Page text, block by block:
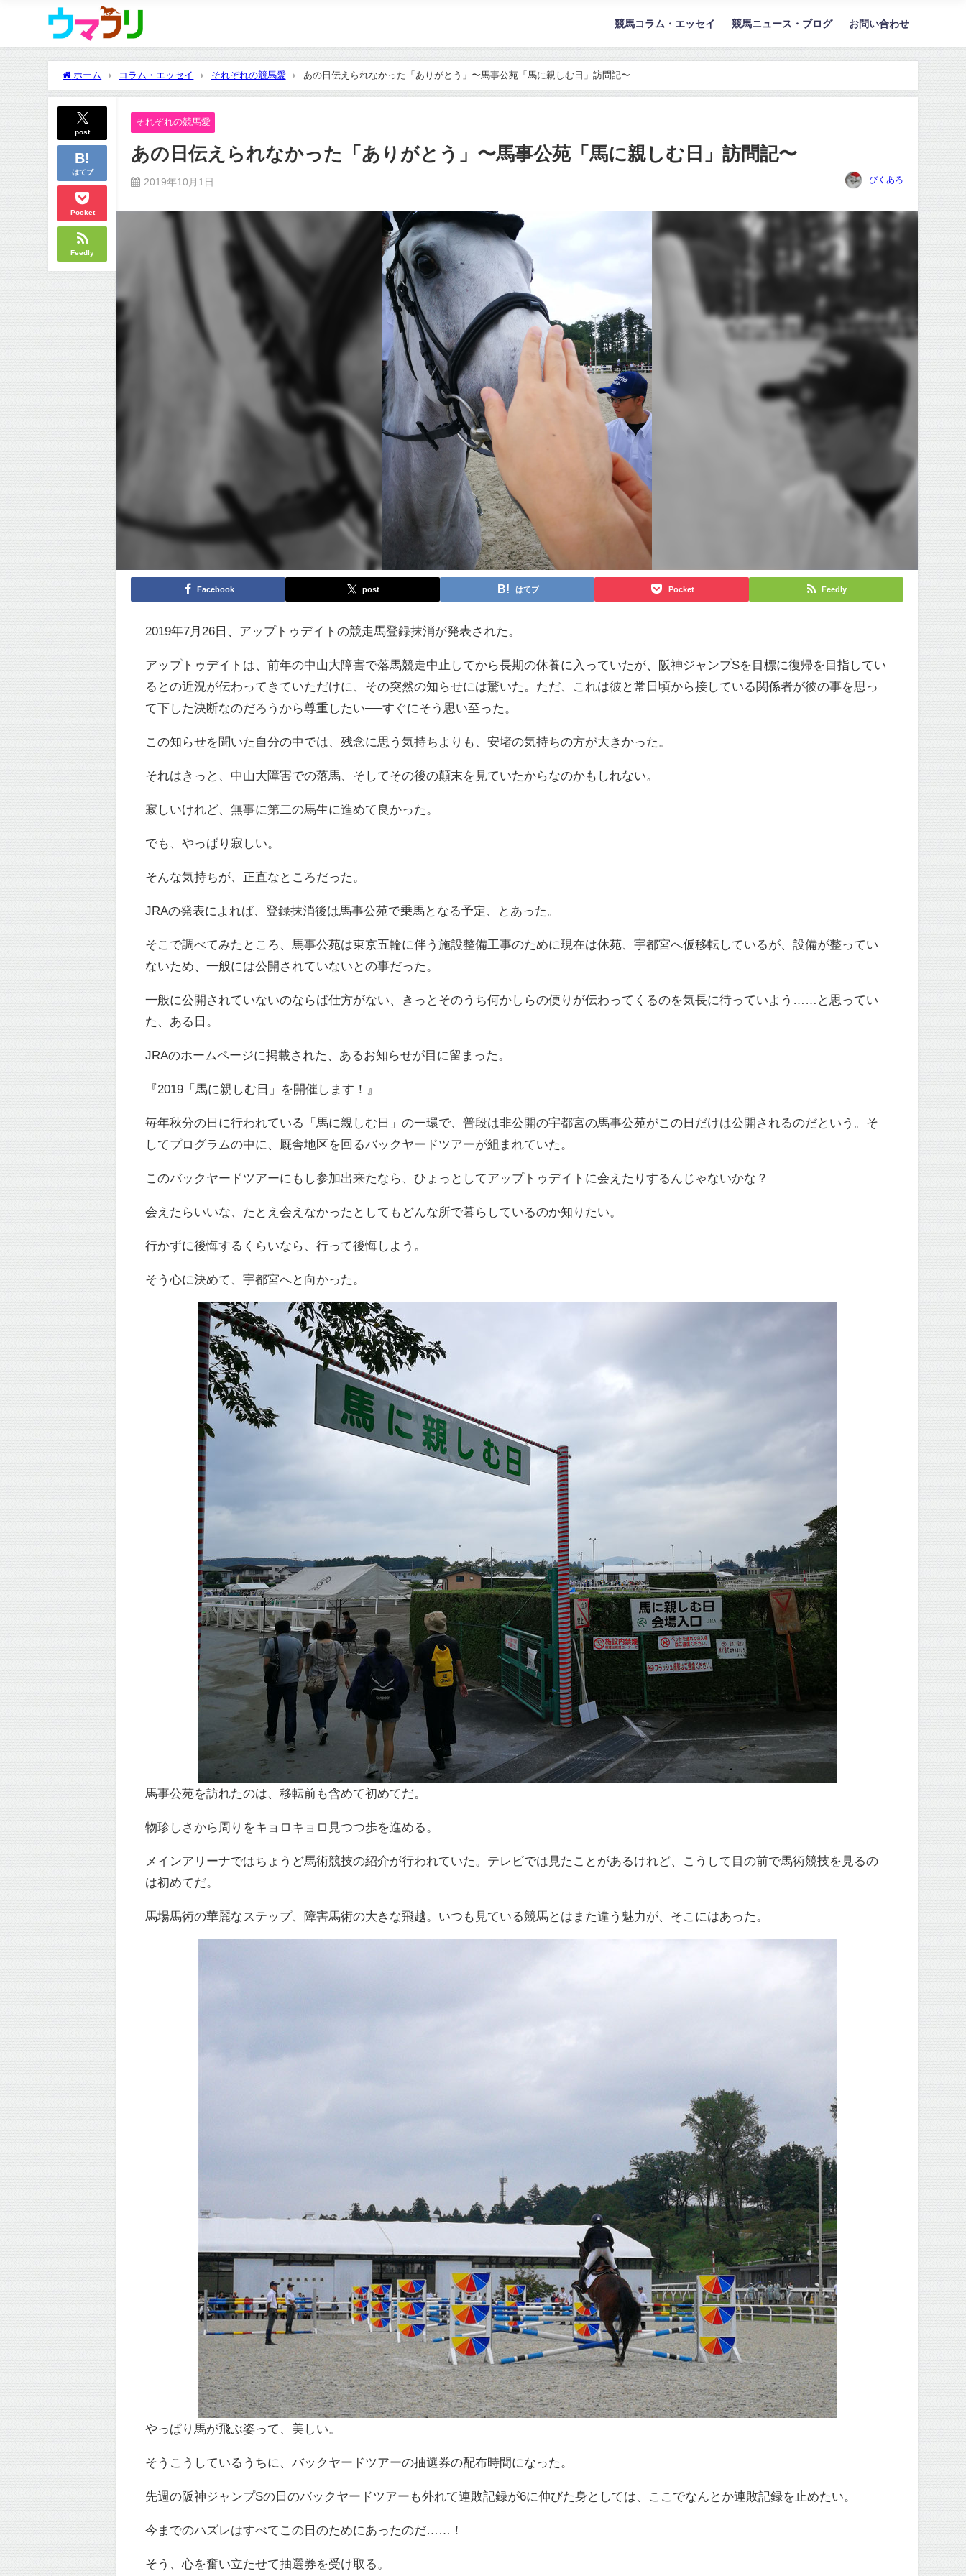
競馬コラム・エッセイ 競馬ニュース・ブログ お問い合わせ
ホーム コラム・エッセイ それぞれの競馬愛 あの日伝えられなかった「ありがとう」〜馬事公苑「馬に親しむ日」訪問記〜
post
はてブ
Pocket
Feedly
それぞれの競馬愛
あの日伝えられなかった「ありがとう」〜馬事公苑「馬に親しむ日」訪問記〜
2019年10月1日 びくあろ
Facebook post はてブ Pocket Feedly
2019年7月26日、アップトゥデイトの競走馬登録抹消が発表された。
アップトゥデイトは、前年の中山大障害で落馬競走中止してから長期の休養に入っていたが、阪神ジャンプSを目標に復帰を目指してい
るとの近況が伝わってきていただけに、その突然の知らせには驚いた。ただ、これは彼と常日頃から接している関係者が彼の事を思っ
て下した決断なのだろうから尊重したい──すぐにそう思い至った。
この知らせを聞いた自分の中では、残念に思う気持ちよりも、安堵の気持ちの方が大きかった。
それはきっと、中山大障害での落馬、そしてその後の顛末を見ていたからなのかもしれない。
寂しいけれど、無事に第二の馬生に進めて良かった。
でも、やっぱり寂しい。
そんな気持ちが、正直なところだった。
JRAの発表によれば、登録抹消後は馬事公苑で乗馬となる予定、とあった。
そこで調べてみたところ、馬事公苑は東京五輪に伴う施設整備工事のために現在は休苑、宇都宮へ仮移転しているが、設備が整ってい
ないため、一般には公開されていないとの事だった。
一般に公開されていないのならば仕方がない、きっとそのうち何かしらの便りが伝わってくるのを気長に待っていよう……と思ってい
た、ある日。
JRAのホームページに掲載された、あるお知らせが目に留まった。
『2019「馬に親しむ日」を開催します！』
毎年秋分の日に行われている「馬に親しむ日」の一環で、普段は非公開の宇都宮の馬事公苑がこの日だけは公開されるのだという。そ
してプログラムの中に、厩舎地区を回るバックヤードツアーが組まれていた。
このバックヤードツアーにもし参加出来たなら、ひょっとしてアップトゥデイトに会えたりするんじゃないかな？
会えたらいいな、たとえ会えなかったとしてもどんな所で暮らしているのか知りたい。
行かずに後悔するくらいなら、行って後悔しよう。
そう心に決めて、宇都宮へと向かった。
馬事公苑を訪れたのは、移転前も含めて初めてだ。
物珍しさから周りをキョロキョロ見つつ歩を進める。
メインアリーナではちょうど馬術競技の紹介が行われていた。テレビでは見たことがあるけれど、こうして目の前で馬術競技を見るの
は初めてだ。
馬場馬術の華麗なステップ、障害馬術の大きな飛越。いつも見ている競馬とはまた違う魅力が、そこにはあった。
やっぱり馬が飛ぶ姿って、美しい。
そうこうしているうちに、バックヤードツアーの抽選券の配布時間になった。
先週の阪神ジャンプSの日のバックヤードツアーも外れて連敗記録が6に伸びた身としては、ここでなんとか連敗記録を止めたい。
今までのハズレはすべてこの日のためにあったのだ……！
そう、心を奮い立たせて抽選券を受け取る。